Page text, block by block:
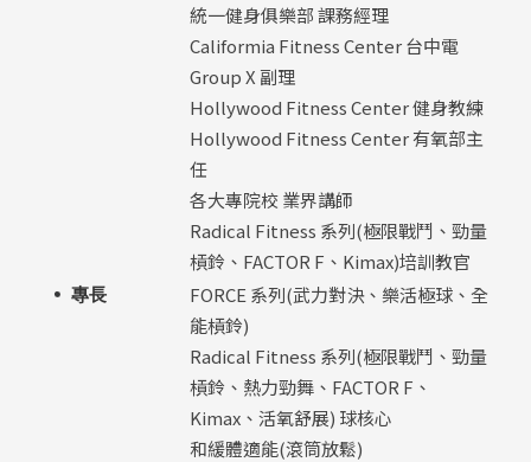
統一健身俱樂部 課務經理
Califormia Fitness Center 台中電
Group X 副理
Hollywood Fitness Center 健身教練
Hollywood Fitness Center 有氧部主
任
各大專院校 業界講師
Radical Fitness 系列(極限戰鬥、勁量
槓鈴、FACTOR F、Kimax)培訓教官
專長
FORCE 系列(武力對決、樂活極球、全
能槓鈴)
Radical Fitness 系列(極限戰鬥、勁量
槓鈴、熱力勁舞、FACTOR F、
Kimax、活氧舒展) 球核心
和緩體適能(滾筒放鬆)